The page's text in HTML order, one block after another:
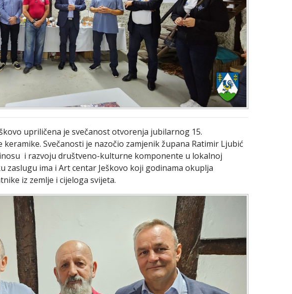
upriličena je svečanost otvorenja jubilarnog 15.
Svečanosti je nazočio zamjenik župana Ratimir Ljubić
i razvoju društveno-kulturne komponente u lokalnoj
zaslugu ima i Art centar Ješkovo koji godinama okuplja
iz zemlje i cijeloga svijeta.